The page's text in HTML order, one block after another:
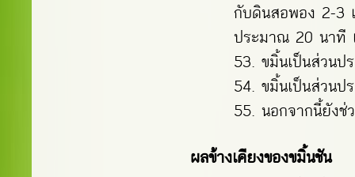
กับดินสอพอง 2-3
ประมาณ 20 นาที
ขมิ้นเป็นส่วนป
ขมิ้นเป็นส่วนป
นอกจากนี้ยังช่
ผลข้างเคียงของขมิ้นชัน